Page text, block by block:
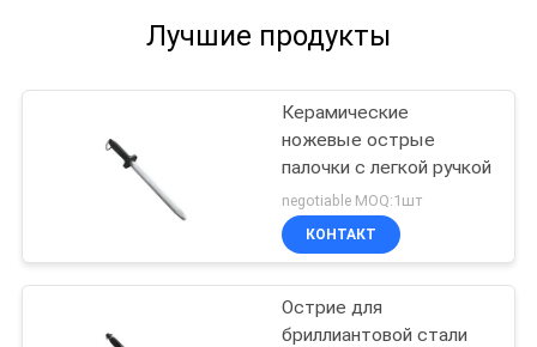
Лучшие продукты
Керамические
ножевые острые
палочки с легкой ручкой
negotiable MOQ:1шт
КОНТАКТ
Острие для
бриллиантовой стали